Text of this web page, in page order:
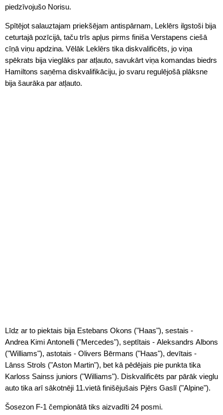
piedzīvojušo Norisu.
Spītējot salauztajam priekšējam antispārnam, Leklērs ilgstoši bija
ceturtajā pozīcijā, taču trīs apļus pirms finiša Verstapens ciešā
cīņā viņu apdzina. Vēlāk Leklērs tika diskvalificēts, jo viņa
spēkrats bija vieglāks par atļauto, savukārt viņa komandas biedrs
Hamiltons saņēma diskvalifikāciju, jo svaru regulējošā plāksne
bija šaurāka par atļauto.
Līdz ar to piektais bija Estebans Okons ("Haas"), sestais -
Andrea Kimi Antonelli ("Mercedes"), septītais - Aleksandrs Albons
("Williams"), astotais - Olivers Bērmans ("Haas"), devītais -
Lānss Strols ("Aston Martin"), bet kā pēdējais pie punkta tika
Karloss Sainss juniors ("Williams"). Diskvalificēts par pārāk vieglu
auto tika arī sākotnēji 11.vietā finišējušais Pjērs Gaslī ("Alpine").
Šosezon F-1 čempionātā tiks aizvadīti 24 posmi.